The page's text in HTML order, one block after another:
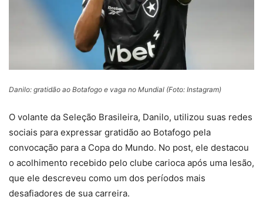
Danilo: gratidão ao Botafogo e vaga no Mundial (Foto: Instagram)
O volante da Seleção Brasileira, Danilo, utilizou suas redes
sociais para expressar gratidão ao Botafogo pela
convocação para a Copa do Mundo. No post, ele destacou
o acolhimento recebido pelo clube carioca após uma lesão,
que ele descreveu como um dos períodos mais
desafiadores de sua carreira.